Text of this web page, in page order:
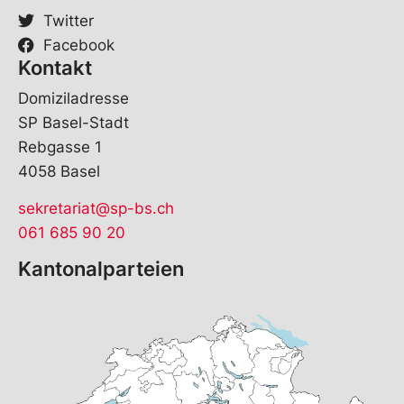
Twitter
Facebook
Kontakt
Domiziladresse
SP Basel-Stadt
Rebgasse 1
4058 Basel
sekretariat@sp-bs.ch
061 685 90 20
Kantonalparteien